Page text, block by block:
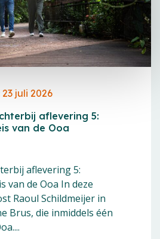
juli 2026
aflevering 5:
van de Ooa
aflevering 5:
van de Ooa In deze
Raoul Schildmeijer in
Brus, die inmiddels één